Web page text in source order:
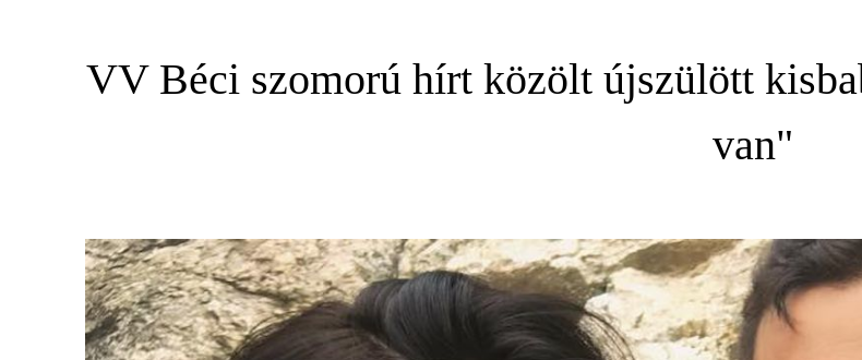
VV Béci szomorú hírt közölt újszülött
van"